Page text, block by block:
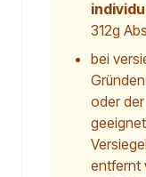
312g
bei
oder
entfernt